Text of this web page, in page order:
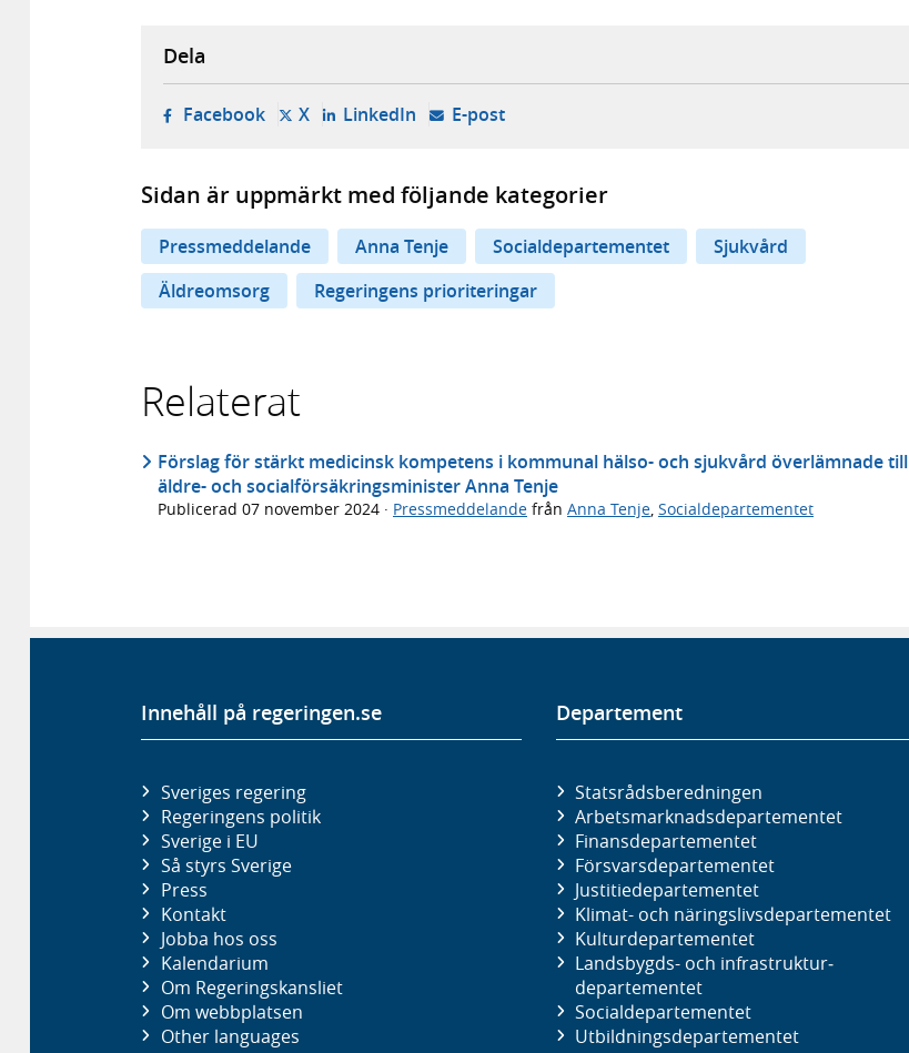
Dela
Facebook- öppnas i ny flik, extern webbplats,
X- öppnas i ny flik, extern webbplats,
LinkedIn- öppnas i ny flik, extern webbplats,
E-post- öppnar din e-postklient,
Sidan är uppmärkt med följande kategorier
Pressmeddelande Anna Tenje Socialdepartementet
Sjukvård
Äldreomsorg
Regeringens prioriteringar
Relaterat
Förslag för stärkt medicinsk kompetens i kommunal hälso- och sjukvård överlämnade till
äldre- och socialförsäkringsminister Anna Tenje
Publicerad 07 november 2024 · Pressmeddelande från Anna Tenje Socialdepartementet
Innehåll på regeringen.se
Sveriges regering
Regeringens politik
Sverige i EU
Så styrs Sverige
Press
Kontakt
Jobba hos oss
Kalendarium
Om Regeringskansliet
Om webbplatsen
Other languages
Departement
Statsrådsberedningen
Arbetsmarknads­departementet
Finans­departementet
Försvars­departementet
Justitie­departementet
Klimat- och näringslivs­departementet
Kultur­departementet
Landsbygds- och infrastruktur­
departementet
Social­departementet
Utbildnings­departementet